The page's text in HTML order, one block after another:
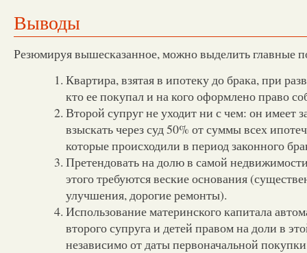
Выводы
Резюмируя вышесказанное, можно выделить главные
Квартира, взятая в ипотеку до брака, при
кто ее покупал и на кого оформлено право
Второй супруг не уходит ни с чем: он имеет
взыскать через суд 50% от суммы всех
которые происходили в период законного
Претендовать на долю в самой
этого требуются веские основания
улучшения, дорогие ремонты).
Использование материнского капитала
второго супруга и детей правом на доли в
независимо от даты первоначальной